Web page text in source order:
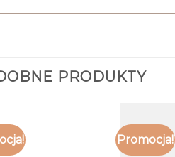
PRODUKTY
Promocja!